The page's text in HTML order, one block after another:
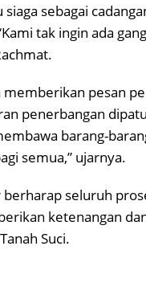
sebagai
tak ingin ada
memberikan pesan
penerbangan
barang-
semua,” ujarnya.
seluruh
ketenangan
Suci.